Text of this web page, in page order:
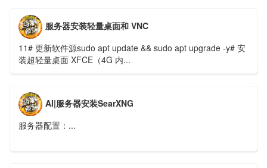
服务器安装轻量桌面和 VNC
11# 更新软件源sudo apt update && sudo apt upgrade -y# 安
装超轻量桌面 XFCE（4G 内...
AI|服务器安装SearXNG
服务器配置：...